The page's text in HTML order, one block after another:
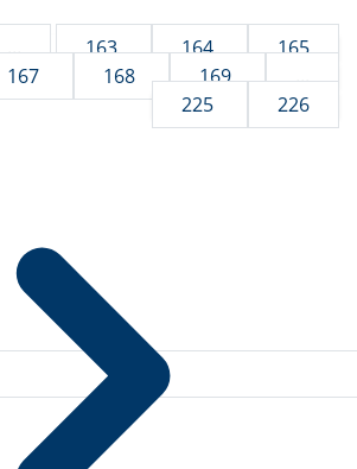
... 163 164
165
167 168 169
...
225
226